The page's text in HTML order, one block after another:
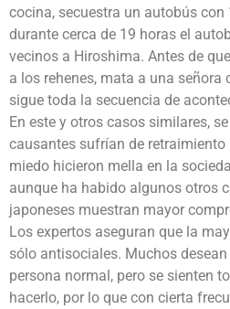
cocina, secuestra un autobús con
durante cerca de 19 horas el
vecinos a Hiroshima. Antes de
a los rehenes, mata a una
sigue toda la secuencia de
En este y otros casos similares,
causantes sufrían de retraimiento
miedo hicieron mella en la
aunque ha habido algunos otros
japoneses muestran mayor
Los expertos aseguran que la
sólo antisociales. Muchos
persona normal, pero se sienten
hacerlo, por lo que con cierta